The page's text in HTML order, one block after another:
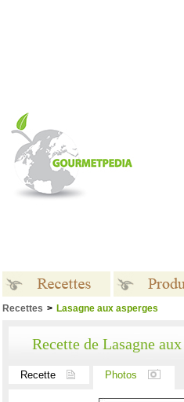
Recettes > Lasagne aux asperges
Recette de Lasagne aux
Recette Photos
Recettes